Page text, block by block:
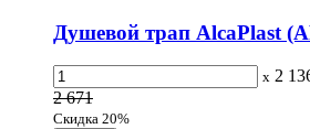
Душевой трап AlcaPlast
x 2
2 671
Скидка 20%